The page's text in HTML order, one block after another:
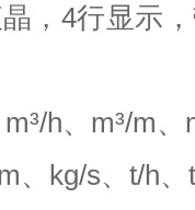
， 4行显示
m³/h、 m³/m、
、 kg/s、 t/h、